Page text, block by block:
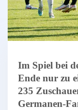
Im Spiel bei
Ende nur zu
235
Germanen-